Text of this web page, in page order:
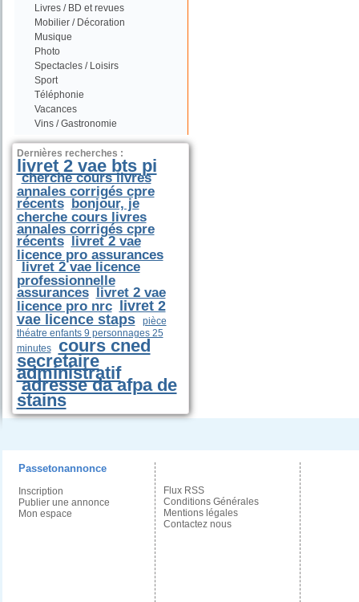
Livres / BD et revues
Mobilier / Décoration
Musique
Photo
Spectacles / Loisirs
Sport
Téléphonie
Vacances
Vins / Gastronomie
Dernières recherches :
livret 2 vae bts pi
cherche cours livres
annales corrigés cpre
récents bonjour, je
cherche cours livres
annales corrigés cpre
récents livret 2 vae
licence pro assurances
livret 2 vae licence
professionnelle
assurances livret 2 vae
licence pro nrc
livret 2
vae licence staps
pièce
théatre enfants 9 personnages 25
minutes
cours cned
secretaire
administratif
adresse da afpa de
stains
Passetonannonce
Inscription
Publier une annonce
Mon espace
Flux RSS
Conditions Générales
Mentions légales
Contactez nous